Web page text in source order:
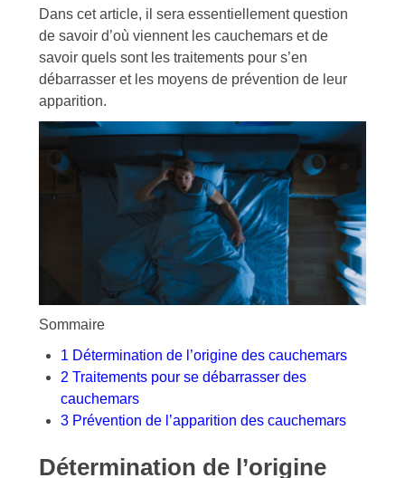
Dans cet article, il sera essentiellement question
de savoir d’où viennent les cauchemars et de
savoir quels sont les traitements pour s’en
débarrasser et les moyens de prévention de leur
apparition.
Sommaire
1 Détermination de l’origine des cauchemars
2 Traitements pour se débarrasser des
cauchemars
3 Prévention de l’apparition des cauchemars
Détermination de l’origine